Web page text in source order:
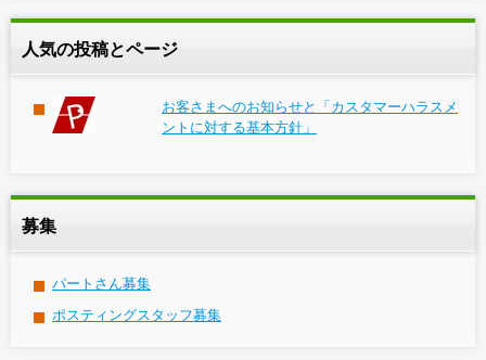
人気の投稿とページ
お客さまへのお知らせと「カスタマーハラスメ
ントに対する基本方針」
募集
パートさん募集
ポスティングスタッフ募集